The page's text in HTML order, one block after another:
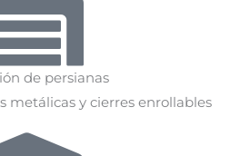
de persianas
metálicas y cierres enrollables